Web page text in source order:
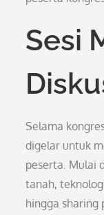
Sesi
Selama
digelar untuk
peserta. Mulai
tanah,
hingga sharing